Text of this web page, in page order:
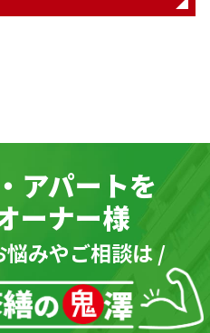
アパートを
ーナー様
みやご相談は /